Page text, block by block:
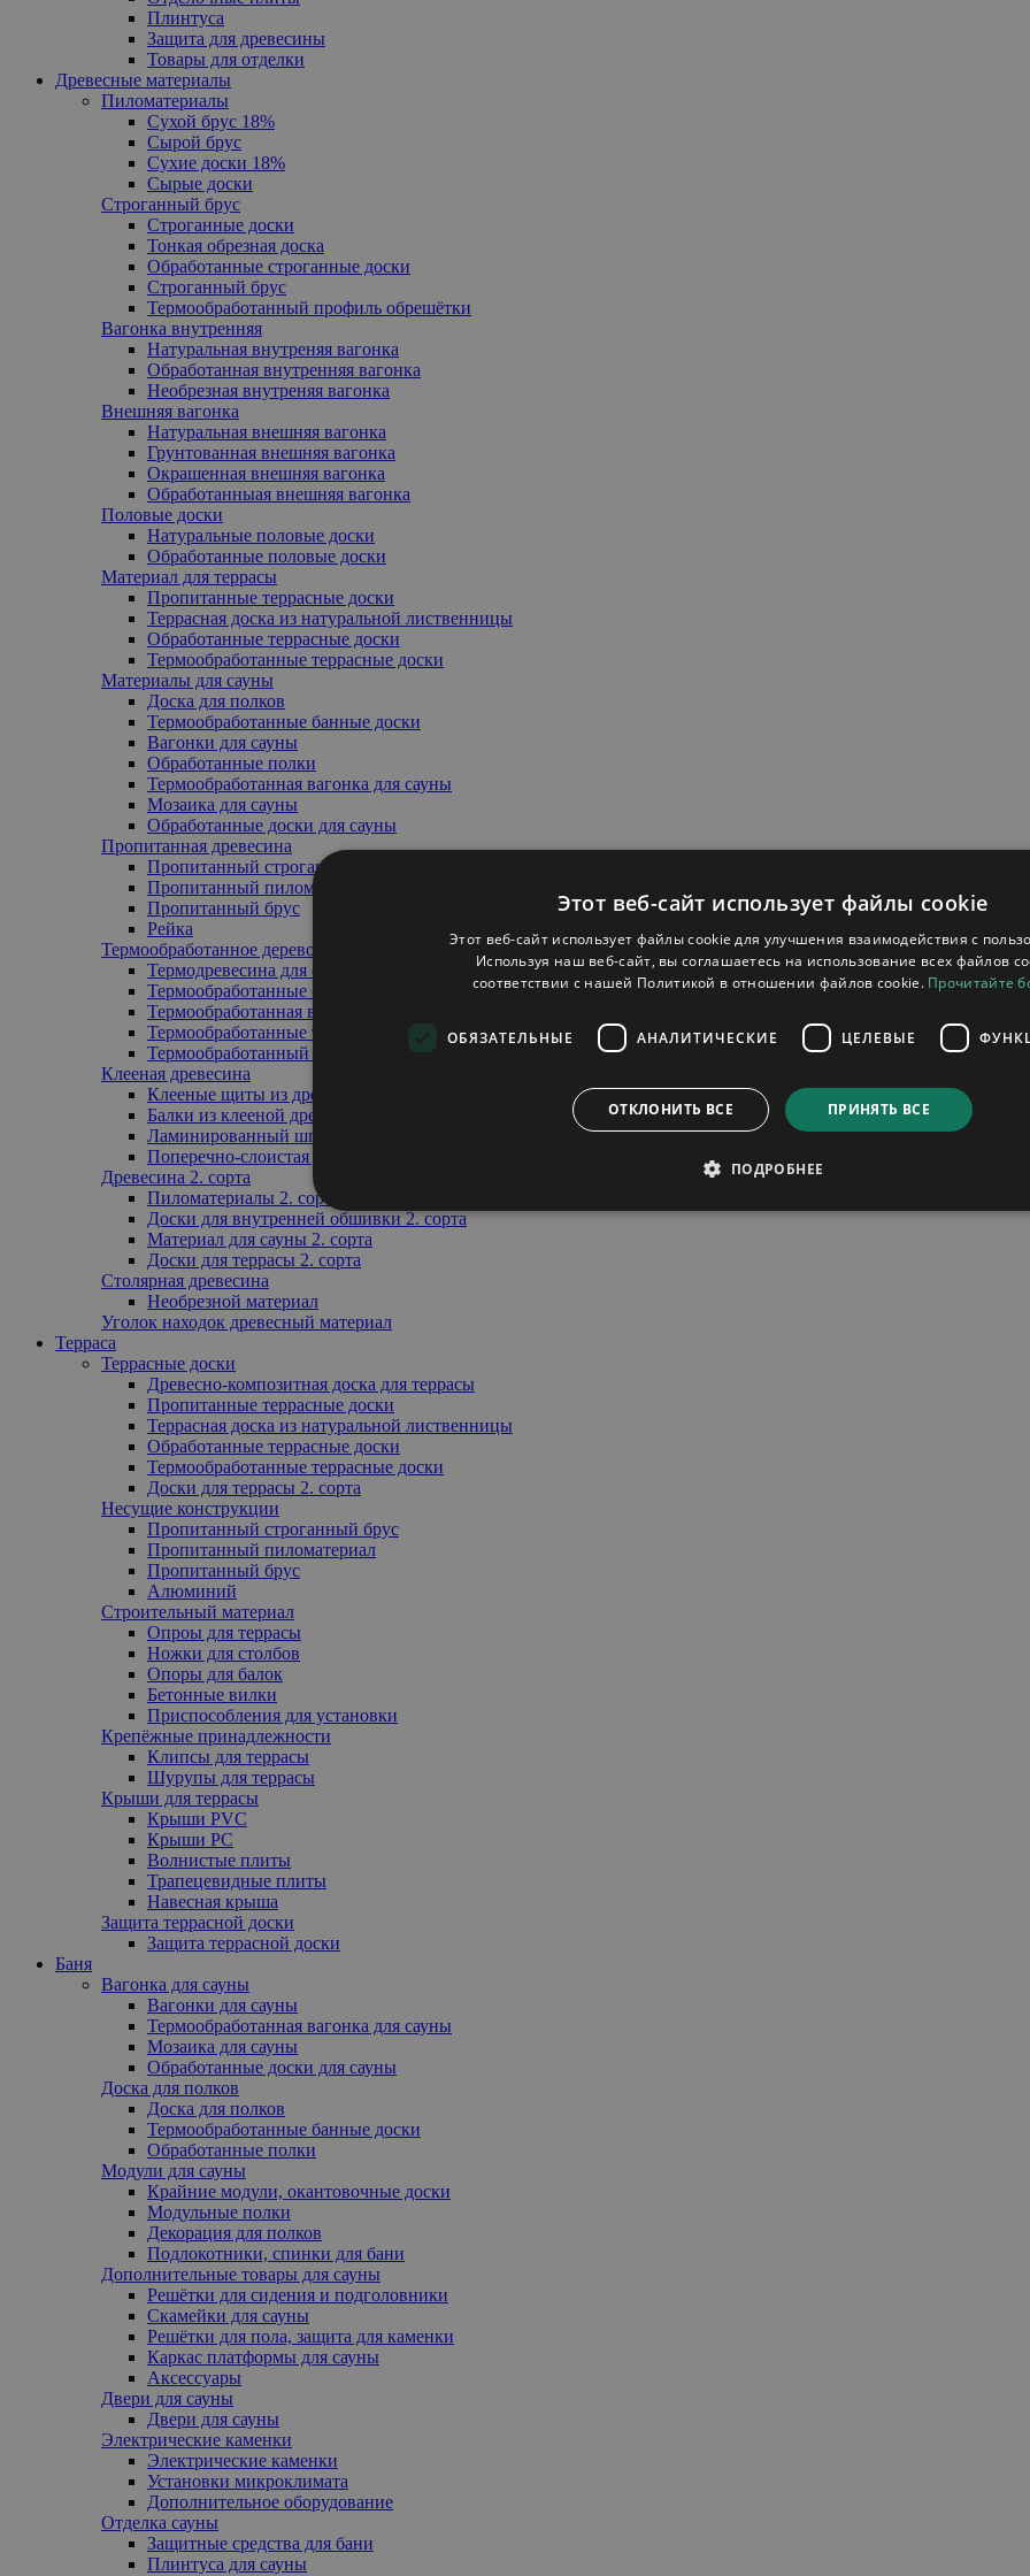
Плинтуса
Защита для древесины
Товары для отделки
Древесные материалы
Пиломатериалы
Сухой брус 18%
Сырой брус
Сухие доски 18%
Сырые доски
Cтроганный брус
Cтроганные доски
Тонкая обрезная доска
Обработанные строганные доски
Cтроганный брус
Термообработанный профиль обрешётки
Вагонка внутренняя
Натуральная внутреняя вагонка
Обработанная внутренняя вагонка
Необрезная внутреняя вагонка
Внешняя вагонка
Натуральная внешняя вагонка
Грунтованная внешняя вагонка
Oкрашенная внешняя вагонка
Обработанныая внешняя вагонка
Половые доски
Натуральные половые доски
Обработанные половые доски
Материал для террасы
Пропитанные террасные доски
Террасная доска из натуральной лиственницы
Обработанные террасные доски
Термообработанные террасные доски
Mатериалы для сауны
Доска для полков
Термообработанные банные доски
Вагонки для сауны
Обработанные полки
Термообработанная вагонка для сауны
Мозаика для сауны
Обработанные доски для сауны
Пропитанная древесина
Пропитанный строганный брус
Пропитанный пиломатериал
Пропитанный брус
Pейка
Термообработанное дерево
Термодревесина для обшивки (внешняя/внутренняя)
Термообработанные банные доски
Термообработанная вагонка для сауны
Термообработанные террасные доски
Термообработанный профиль обрешётки
Клееная древесина
Клееные щиты из древесины
Балки из клееной древесины
Ламинированный шпон
Поперечно-слоистая древесина
Древесина 2. сорта
Пиломатериалы 2. сорта
Доски для внутренней обшивки 2. сорта
Материал для сауны 2. сорта
Доски для террасы 2. сорта
Столярная древесина
Необрезной материал
Уголок находок древесный материал
Терраса
Террасные доски
Древесно-композитная доска для террасы
Пропитанные террасные доски
Террасная доска из натуральной лиственницы
Обработанные террасные доски
Термообработанные террасные доски
Доски для террасы 2. сорта
Несущие конструкции
Пропитанный строганный брус
Пропитанный пиломатериал
Пропитанный брус
Алюминий
Строительный материал
Опроы для террасы
Ножки для столбов
Опоры для балок
Бетонные вилки
Приспособления для установки
Крепёжные принадлежности
Клипсы для террасы
Шурупы для террасы
Крыши для террасы
Крыши PVC
Крыши PC
Волнистые плиты
Трапецевидные плиты
Навесная крыша
Защита террасной доски
Защита террасной доски
Баня
Вагонка для сауны
Вагонки для сауны
Термообработанная вагонка для сауны
Мозаика для сауны
Обработанные доски для сауны
Доска для полков
Доска для полков
Термообработанные банные доски
Обработанные полки
Модули для сауны
Крайние модули, oкантовочные доски
Модульные полки
Декорация для полков
Подлокотники, cпинки для бани
Дополнительные товары для сауны
Решётки для сидения и подголовники
Скамейки для сауны
Решётки для пола, защита для каменки
Каркас платформы для сауны
Аксессуары
Двери для сауны
Двери для сауны
Электрические каменки
Электрические каменки
Установки микроклимата
Дополнительное оборудование
Отделка сауны
Защитные средства для бани
Плинтуса для сауны
Этот веб-сайт использует файлы cookie
Этот веб-сайт использует файлы cookie для улучшения взаимодействия с
Используя наш веб-сайт, вы соглашаетесь на использование всех файлов
соответствии с нашей Политикой в ​​отношении файлов cookie. Прочитайте
ОБЯЗАТЕЛЬНЫЕ АНАЛИТИЧЕСКИЕ ЦЕЛЕВЫЕ
ПРИНЯТЬ ВСЕ
ОТКЛОНИТЬ ВСЕ
ПОДРОБНЕЕ